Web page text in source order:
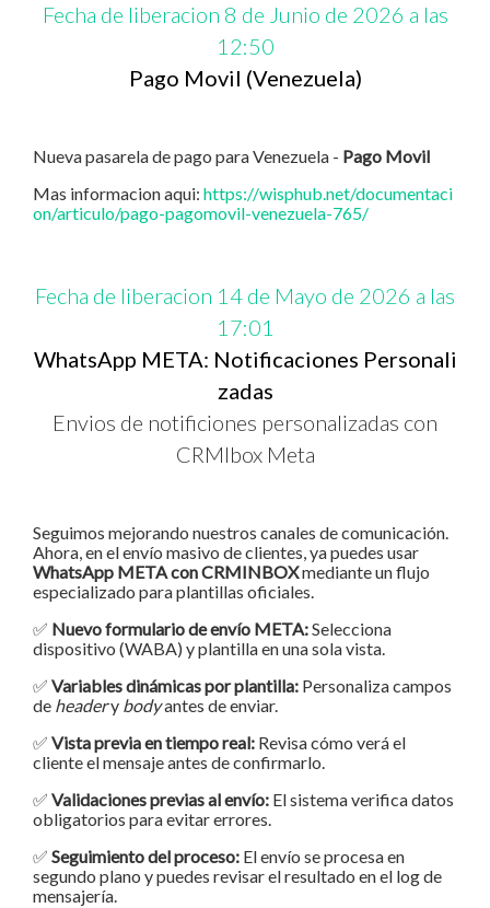
Fecha de liberacion 8 de Junio de 2026 a las
12:50
Pago Movil (Venezuela)
Nueva pasarela de pago para Venezuela - Pago Movil
Mas informacion aqui: https://wisphub.net/documentaci
on/articulo/pago-pagomovil-venezuela-765/
Fecha de liberacion 14 de Mayo de 2026 a las
17:01
WhatsApp META: Notificaciones Personali
zadas
Envios de notificiones personalizadas con
CRMIbox Meta
Seguimos mejorando nuestros canales de comunicación.
Ahora, en el envío masivo de clientes, ya puedes usar
WhatsApp META con CRMINBOXmediante un flujo
especializado para plantillas oficiales.
✅ Nuevo formulario de envío META:Selecciona
dispositivo (WABA) y plantilla en una sola vista.
✅ Variables dinámicas por plantilla: Personaliza campos
de headery bodyantes de enviar.
✅ Vista previa en tiempo real: Revisa cómo verá el
cliente el mensaje antes de confirmarlo.
✅ Validaciones previas al envío: El sistema verifica datos
obligatorios para evitar errores.
✅ Seguimiento del proceso: El envío se procesa en
segundo plano y puedes revisar el resultado en el log de
mensajería.